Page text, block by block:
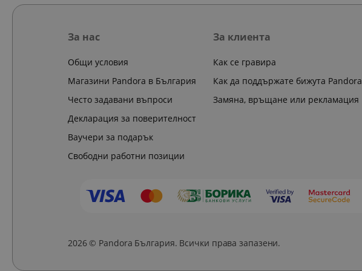
За нас
Общи условия
Магазини Pandora в България
Често задавани въпроси
Декларация за поверителност
Ваучери за подарък
Свободни работни позиции
За клиента
Как се гравира
Как да поддържате бижута Pandora
Замяна, връщане или рекламация
2026 © Pandora България. Всички права запазени.